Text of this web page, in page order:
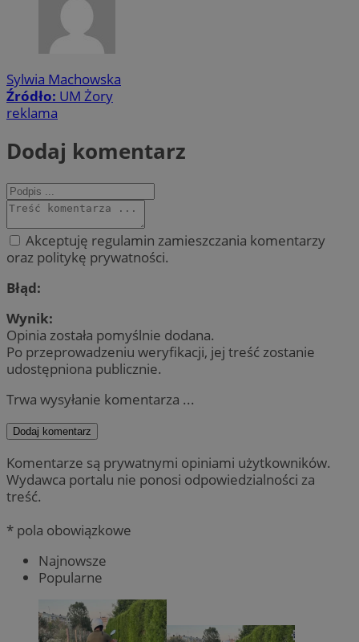
Sylwia Machowska
Źródło: UM Żory
reklama
Dodaj komentarz
Akceptuję regulamin zamieszczania komentarzy
oraz politykę prywatności.
Błąd:
Wynik:
Opinia została pomyślnie dodana.
Po przeprowadzeniu weryfikacji, jej treść zostanie
udostępniona publicznie.
Trwa wysyłanie komentarza ...
Dodaj komentarz
Komentarze są prywatnymi opiniami użytkowników.
Wydawca portalu nie ponosi odpowiedzialności za
treść.
* pola obowiązkowe
Najnowsze
Popularne